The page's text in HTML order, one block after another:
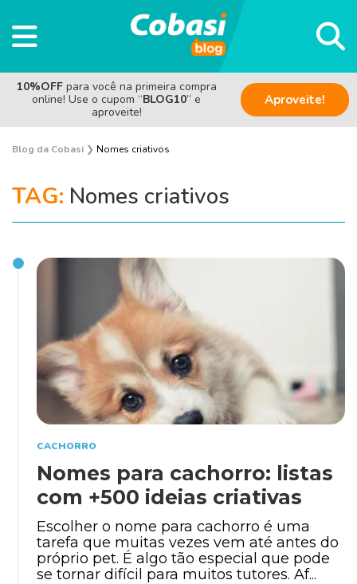
10%OFF para você na primeira compra
online! Use o cupom “BLOG10” e
aproveite!
Aproveite!
Blog da Cobasi ❯ Nomes criativos
TAG: Nomes criativos
CACHORRO
Nomes para cachorro: listas
com +500 ideias criativas
Escolher o nome para cachorro é uma
tarefa que muitas vezes vem até antes do
próprio pet. É algo tão especial que pode
se tornar difícil para muitos tutores. Af...